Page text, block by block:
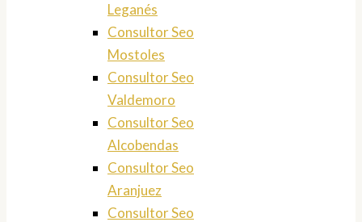
Leganés
Consultor Seo
Mostoles
Consultor Seo
Valdemoro
Consultor Seo
Alcobendas
Consultor Seo
Aranjuez
Consultor Seo